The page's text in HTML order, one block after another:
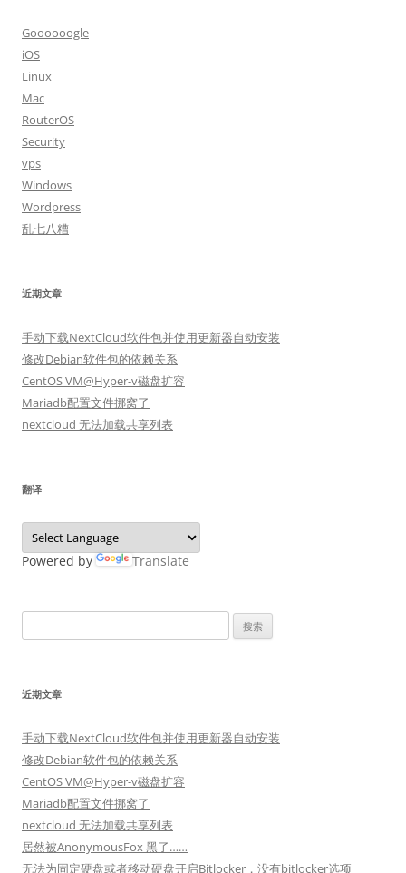
Goooooogle
iOS
Linux
Mac
RouterOS
Security
vps
Windows
Wordpress
乱七八糟
近期文章
手动下载NextCloud软件包并使用更新器自动安装
修改Debian软件包的依赖关系
CentOS VM@Hyper-v磁盘扩容
Mariadb配置文件挪窝了
nextcloud 无法加载共享列表
翻译
Powered by Translate
索：
近期文章
手动下载NextCloud软件包并使用更新器自动安装
修改Debian软件包的依赖关系
CentOS VM@Hyper-v磁盘扩容
Mariadb配置文件挪窝了
nextcloud 无法加载共享列表
居然被AnonymousFox 黑了……
无法为固定硬盘或者移动硬盘开启Bitlocker，没有bitlocker选项